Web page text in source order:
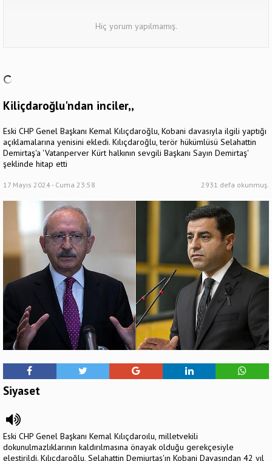
Hiç yorum yapılmamış.
Kiliçdaroğlu'ndan inciler,,
Eski CHP Genel Başkanı Kemal Kılıçdaroğlu, Kobani davasıyla ilgili yaptığı
açıklamalarına yenisini ekledi. Kılıçdaroğlu, terör hükümlüsü Selahattin
Demirtaş'a 'Vatanperver Kürt halkının sevgili Başkanı Sayın Demirtaş'
şeklinde hitap etti
17 Mayıs 2024 - Cuma 23:58 2931 defa okunmuş.
Siyaset
Eski CHP Genel Başkanı Kemal Kılıçdaroılu, milletvekili
dokunulmazlıklarının kaldırılmasına önayak olduğu gerekçesiyle
eleştirildi. Kılıçdaroğlu, Selahattin Demiurtaş'ın Kobani Davasından 42 yıl